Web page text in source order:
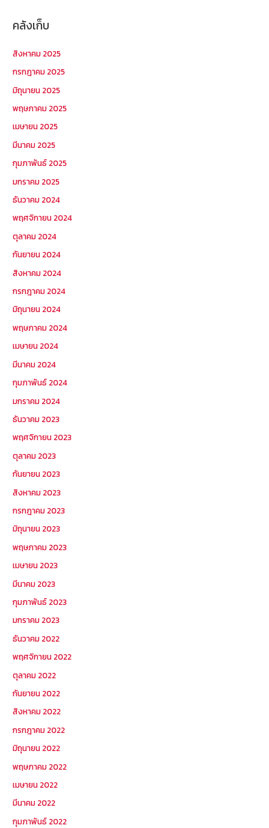
คลังเก็บ
สิงหาคม 2025
กรกฎาคม 2025
มิถุนายน 2025
พฤษภาคม 2025
เมษายน 2025
มีนาคม 2025
กุมภาพันธ์ 2025
มกราคม 2025
ธันวาคม 2024
พฤศจิกายน 2024
ตุลาคม 2024
กันยายน 2024
สิงหาคม 2024
กรกฎาคม 2024
มิถุนายน 2024
พฤษภาคม 2024
เมษายน 2024
มีนาคม 2024
กุมภาพันธ์ 2024
มกราคม 2024
ธันวาคม 2023
พฤศจิกายน 2023
ตุลาคม 2023
กันยายน 2023
สิงหาคม 2023
กรกฎาคม 2023
มิถุนายน 2023
พฤษภาคม 2023
เมษายน 2023
มีนาคม 2023
กุมภาพันธ์ 2023
มกราคม 2023
ธันวาคม 2022
พฤศจิกายน 2022
ตุลาคม 2022
กันยายน 2022
สิงหาคม 2022
กรกฎาคม 2022
มิถุนายน 2022
พฤษภาคม 2022
เมษายน 2022
มีนาคม 2022
กุมภาพันธ์ 2022